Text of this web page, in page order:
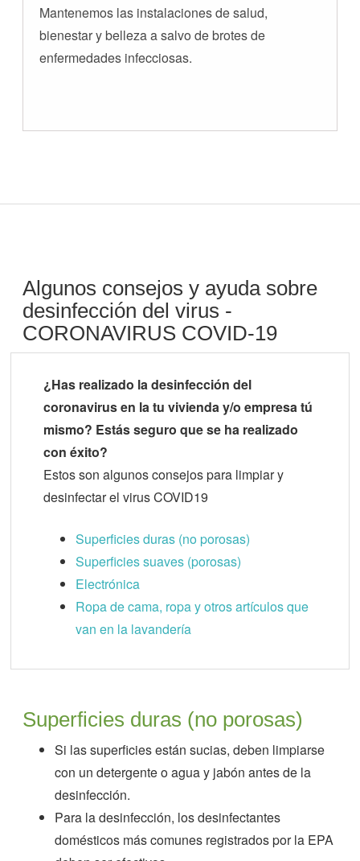
Mantenemos las instalaciones de salud,
bienestar y belleza a salvo de brotes de
enfermedades infecciosas.
Algunos consejos y ayuda sobre
desinfección del virus -
CORONAVIRUS COVID-19
¿Has realizado la desinfección del
coronavirus en la tu vivienda y/o empresa tú
mismo? Estás seguro que se ha realizado
con éxito?
Estos son algunos consejos para limpiar y
desinfectar el virus COVID19
Superficies duras (no porosas)
Superficies suaves (porosas)
Electrónica
Ropa de cama, ropa y otros artículos que
van en la lavandería
Superficies duras (no porosas)
Si las superficies están sucias, deben limpiarse
con un detergente o agua y jabón antes de la
desinfección.
Para la desinfección, los desinfectantes
domésticos más comunes registrados por la EPA